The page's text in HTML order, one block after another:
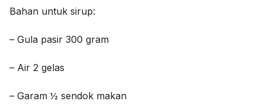
Bahan untuk sirup:
– Gula pasir 300 gram
– Air 2 gelas
– Garam ½ sendok makan